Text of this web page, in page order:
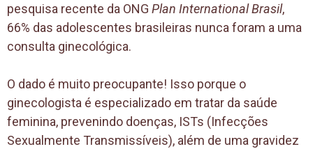
pesquisa recente da ONG Plan InternationalBrasil,
66% das adolescentes brasileiras nunca foram a uma
consulta ginecológica.
O dado é muito preocupante! Isso porque o
ginecologista é especializado em tratar da saúde
feminina, prevenindo doenças, ISTs (Infecções
Sexualmente Transmissíveis), além de uma gravidez